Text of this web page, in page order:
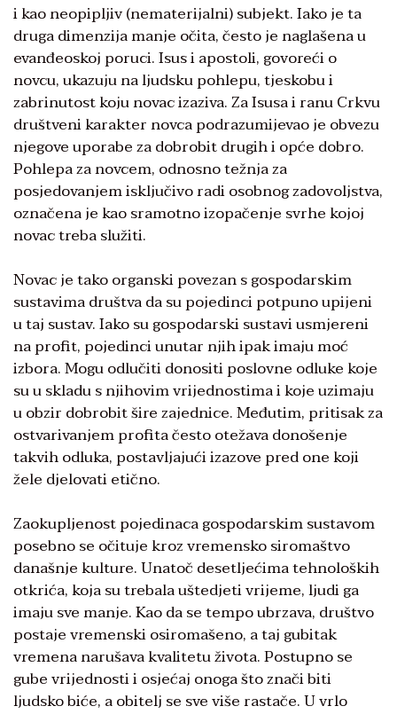
i kao neopipljiv (nematerijalni) subjekt. Iako je ta
druga dimenzija manje očita, često je naglašena u
evanđeoskoj poruci. Isus i apostoli, govoreći o
novcu, ukazuju na ljudsku pohlepu, tjeskobu i
zabrinutost koju novac izaziva. Za Isusa i ranu Crkvu
društveni karakter novca podrazumijevao je obvezu
njegove uporabe za dobrobit drugih i opće dobro.
Pohlepa za novcem, odnosno težnja za
posjedovanjem isključivo radi osobnog zadovoljstva,
označena je kao sramotno izopačenje svrhe kojoj
novac treba služiti.
Novac je tako organski povezan s gospodarskim
sustavima društva da su pojedinci potpuno upijeni
u taj sustav. Iako su gospodarski sustavi usmjereni
na profit, pojedinci unutar njih ipak imaju moć
izbora. Mogu odlučiti donositi poslovne odluke koje
su u skladu s njihovim vrijednostima i koje uzimaju
u obzir dobrobit šire zajednice. Međutim, pritisak za
ostvarivanjem profita često otežava donošenje
takvih odluka, postavljajući izazove pred one koji
žele djelovati etično.
Zaokupljenost pojedinaca gospodarskim sustavom
posebno se očituje kroz vremensko siromaštvo
današnje kulture. Unatoč desetljećima tehnoloških
otkrića, koja su trebala uštedjeti vrijeme, ljudi ga
imaju sve manje. Kao da se tempo ubrzava, društvo
postaje vremenski osiromašeno, a taj gubitak
vremena narušava kvalitetu života. Postupno se
gube vrijednosti i osjećaj onoga što znači biti
ljudsko biće, a obitelj se sve više rastače. U vrlo